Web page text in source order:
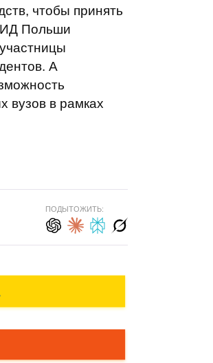
чтобы принять
Польши
А
вузов в рамках
ПОДЫТОЖИТЬ: